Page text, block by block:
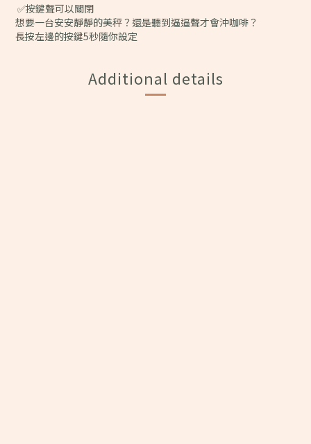
✅按鍵聲可以關閉
想要一台安安靜靜的美秤？還是聽到逼逼聲才會沖咖啡？
長按左邊的按鍵5秒隨你設定
Additional details